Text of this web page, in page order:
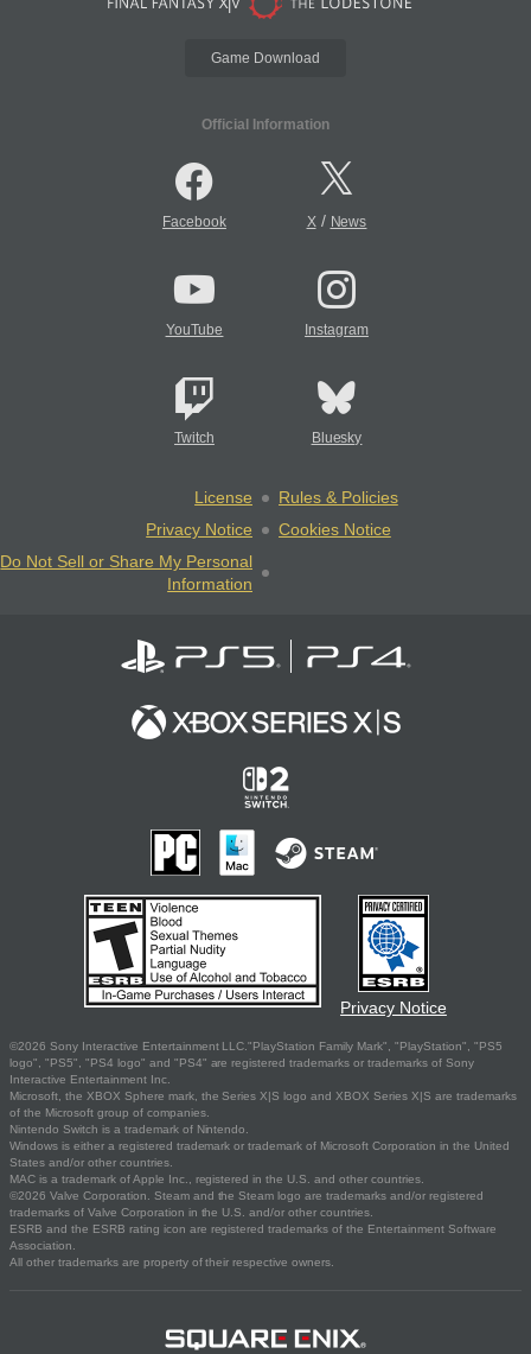
Game Download
Official Information
Facebook X/ News
YouTube Instagram
Twitch Bluesky
License
Rules & Policies
Privacy Notice
Cookies Notice
Do Not Sell or Share My Personal
Information
Privacy Notice
©2026 Sony Interactive Entertainment LLC."PlayStation Family Mark", "PlayStation", "PS5
logo", "PS5", "PS4 logo" and "PS4" are registered trademarks or trademarks of Sony
Interactive Entertainment Inc.
Microsoft, the XBOX Sphere mark, the Series X|S logo and XBOX Series X|S are trademarks
of the Microsoft group of companies.
Nintendo Switch is a trademark of Nintendo.
Windows is either a registered trademark or trademark of Microsoft Corporation in the United
States and/or other countries.
MAC is a trademark of Apple Inc., registered in the U.S. and other countries.
©2026 Valve Corporation. Steam and the Steam logo are trademarks and/or registered
trademarks of Valve Corporation in the U.S. and/or other countries.
ESRB and the ESRB rating icon are registered trademarks of the Entertainment Software
Association.
All other trademarks are property of their respective owners.